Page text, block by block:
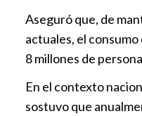
Aseguró que, de
actuales, el consumo
8 millones de
En el contexto
sostuvo que